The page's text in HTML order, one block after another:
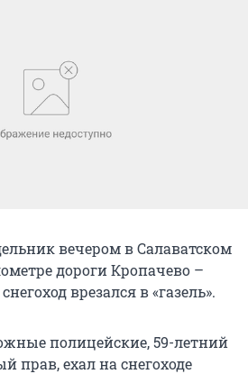
вечером в Салаватском
дороги Кропачево –
врезался в «газель».
полицейские, 59-летний
ехал на снегоходе